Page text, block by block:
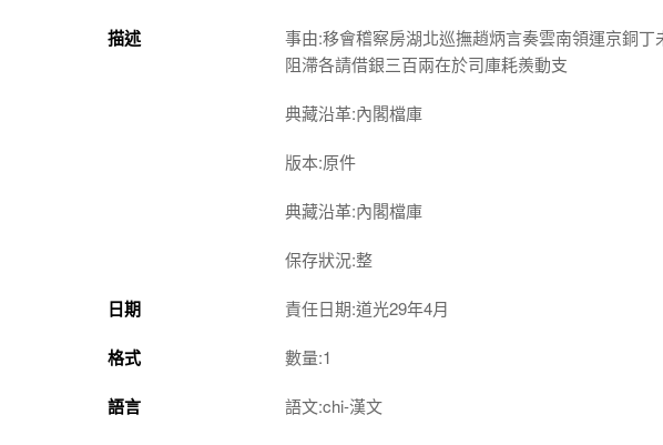
描述
事由:移會稽察房湖北巡撫趙炳言奏雲南領運京銅
阻滯各請借銀三百兩在於司庫耗羨動支
典藏沿革:內閣檔庫
版本:原件
典藏沿革:內閣檔庫
保存狀況:整
日期 責任日期:道光29年4月
格式 數量:1
語言 語文:chi-漢文